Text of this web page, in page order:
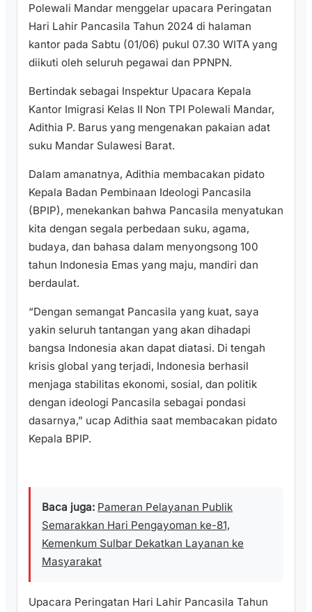
Polewali Mandar menggelar upacara Peringatan
Hari Lahir Pancasila Tahun 2024 di halaman
kantor pada Sabtu (01/06) pukul 07.30 WITA yang
diikuti oleh seluruh pegawai dan PPNPN.
Bertindak sebagai Inspektur Upacara Kepala
Kantor Imigrasi Kelas II Non TPI Polewali Mandar,
Adithia P. Barus yang mengenakan pakaian adat
suku Mandar Sulawesi Barat.
Dalam amanatnya, Adithia membacakan pidato
Kepala Badan Pembinaan Ideologi Pancasila
(BPIP), menekankan bahwa Pancasila menyatukan
kita dengan segala perbedaan suku, agama,
budaya, dan bahasa dalam menyongsong 100
tahun Indonesia Emas yang maju, mandiri dan
berdaulat.
“Dengan semangat Pancasila yang kuat, saya
yakin seluruh tantangan yang akan dihadapi
bangsa Indonesia akan dapat diatasi. Di tengah
krisis global yang terjadi, Indonesia berhasil
menjaga stabilitas ekonomi, sosial, dan politik
dengan ideologi Pancasila sebagai pondasi
dasarnya,” ucap Adithia saat membacakan pidato
Kepala BPIP.
Baca juga: Pameran Pelayanan Publik
Semarakkan Hari Pengayoman ke-81,
Kemenkum Sulbar Dekatkan Layanan ke
Masyarakat
Upacara Peringatan Hari Lahir Pancasila Tahun